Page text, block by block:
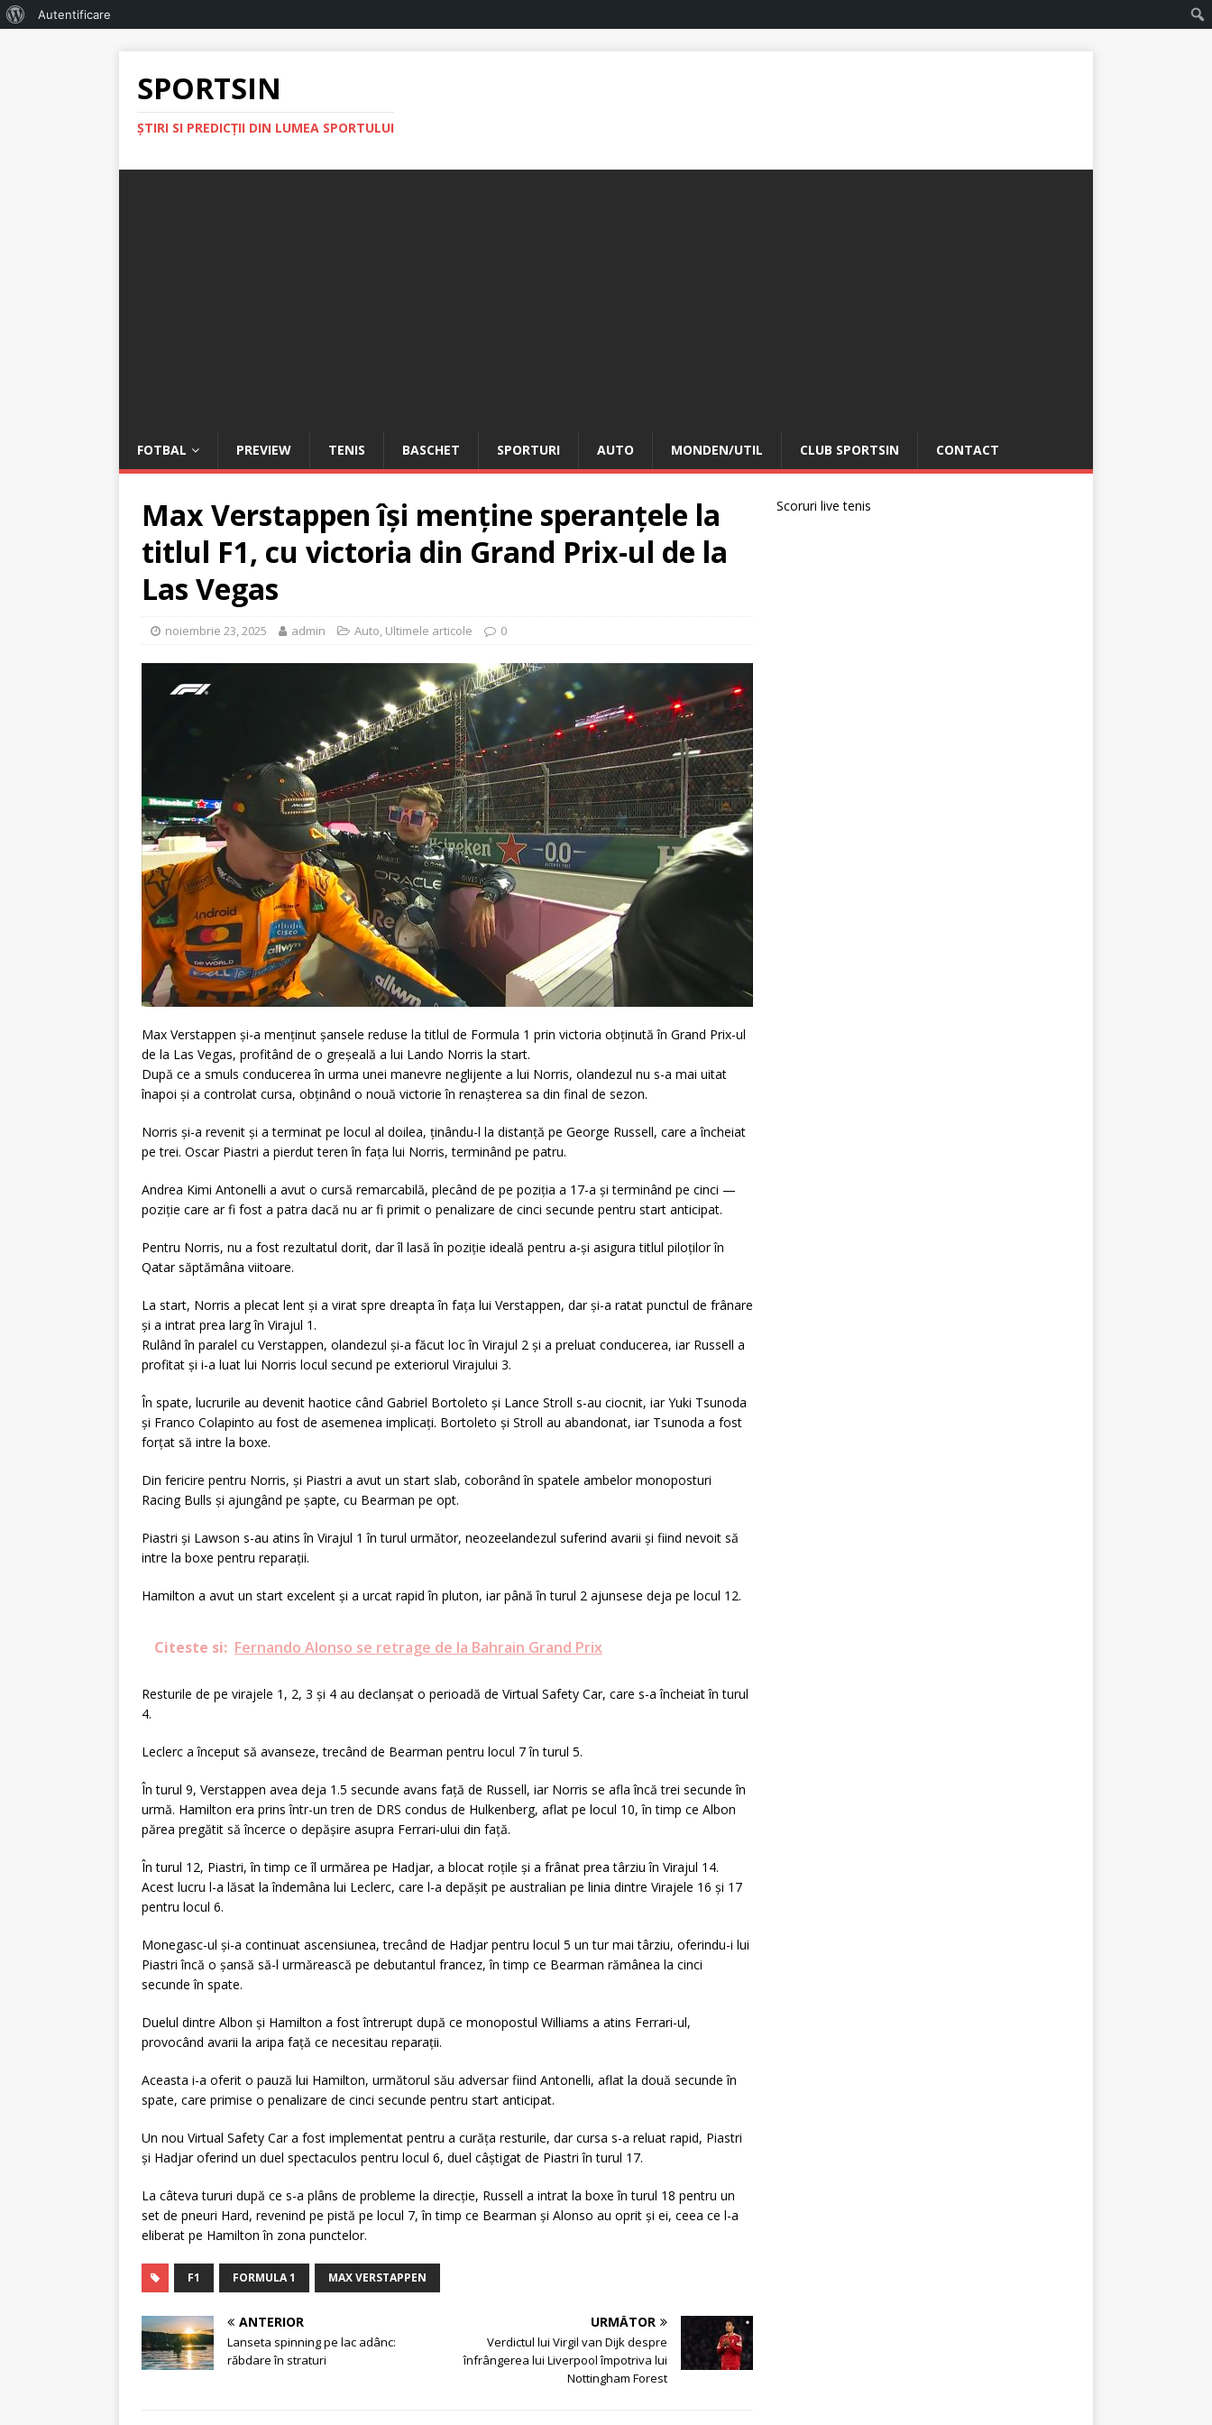
Autentificare
SPORTSIN
ŞTIRI SI PREDICŢII DIN LUMEA SPORTULUI
FOTBAL PREVIEW TENIS BASCHET SPORTURI AUTO MONDEN/UTIL CLUB SPORTSIN CONTACT
Max Verstappen își menține speranțele la
titlul F1, cu victoria din Grand Prix-ul de la
Las Vegas
noiembrie 23, 2025 admin Auto, Ultimele articole 0
Max Verstappen și-a menținut șansele reduse la titlul de Formula 1 prin victoria obținută în Grand Prix-ul
de la Las Vegas, profitând de o greșeală a lui Lando Norris la start.
După ce a smuls conducerea în urma unei manevre neglijente a lui Norris, olandezul nu s-a mai uitat
înapoi și a controlat cursa, obținând o nouă victorie în renașterea sa din final de sezon.
Norris și-a revenit și a terminat pe locul al doilea, ținându-l la distanță pe George Russell, care a încheiat
pe trei. Oscar Piastri a pierdut teren în fața lui Norris, terminând pe patru.
Andrea Kimi Antonelli a avut o cursă remarcabilă, plecând de pe poziția a 17-a și terminând pe cinci —
poziție care ar fi fost a patra dacă nu ar fi primit o penalizare de cinci secunde pentru start anticipat.
Pentru Norris, nu a fost rezultatul dorit, dar îl lasă în poziție ideală pentru a-și asigura titlul piloților în
Qatar săptămâna viitoare.
La start, Norris a plecat lent și a virat spre dreapta în fața lui Verstappen, dar și-a ratat punctul de frânare
și a intrat prea larg în Virajul 1.
Rulând în paralel cu Verstappen, olandezul și-a făcut loc în Virajul 2 și a preluat conducerea, iar Russell a
profitat și i-a luat lui Norris locul secund pe exteriorul Virajului 3.
În spate, lucrurile au devenit haotice când Gabriel Bortoleto și Lance Stroll s-au ciocnit, iar Yuki Tsunoda
și Franco Colapinto au fost de asemenea implicați. Bortoleto și Stroll au abandonat, iar Tsunoda a fost
forțat să intre la boxe.
Din fericire pentru Norris, și Piastri a avut un start slab, coborând în spatele ambelor monoposturi
Racing Bulls și ajungând pe șapte, cu Bearman pe opt.
Piastri și Lawson s-au atins în Virajul 1 în turul următor, neozeelandezul suferind avarii și fiind nevoit să
intre la boxe pentru reparații.
Hamilton a avut un start excelent și a urcat rapid în pluton, iar până în turul 2 ajunsese deja pe locul 12.
Citeste si: Fernando Alonso se retrage de la Bahrain Grand Prix
Resturile de pe virajele 1, 2, 3 și 4 au declanșat o perioadă de Virtual Safety Car, care s-a încheiat în turul
4.
Leclerc a început să avanseze, trecând de Bearman pentru locul 7 în turul 5.
În turul 9, Verstappen avea deja 1.5 secunde avans față de Russell, iar Norris se afla încă trei secunde în
urmă. Hamilton era prins într-un tren de DRS condus de Hulkenberg, aflat pe locul 10, în timp ce Albon
părea pregătit să încerce o depășire asupra Ferrari-ului din față.
În turul 12, Piastri, în timp ce îl urmărea pe Hadjar, a blocat roțile și a frânat prea târziu în Virajul 14.
Acest lucru l-a lăsat la îndemâna lui Leclerc, care l-a depășit pe australian pe linia dintre Virajele 16 și 17
pentru locul 6.
Monegasc-ul și-a continuat ascensiunea, trecând de Hadjar pentru locul 5 un tur mai târziu, oferindu-i lui
Piastri încă o șansă să-l urmărească pe debutantul francez, în timp ce Bearman rămânea la cinci
secunde în spate.
Duelul dintre Albon și Hamilton a fost întrerupt după ce monopostul Williams a atins Ferrari-ul,
provocând avarii la aripa față ce necesitau reparații.
Aceasta i-a oferit o pauză lui Hamilton, următorul său adversar fiind Antonelli, aflat la două secunde în
spate, care primise o penalizare de cinci secunde pentru start anticipat.
Un nou Virtual Safety Car a fost implementat pentru a curăța resturile, dar cursa s-a reluat rapid, Piastri
și Hadjar oferind un duel spectaculos pentru locul 6, duel câștigat de Piastri în turul 17.
La câteva tururi după ce s-a plâns de probleme la direcție, Russell a intrat la boxe în turul 18 pentru un
set de pneuri Hard, revenind pe pistă pe locul 7, în timp ce Bearman și Alonso au oprit și ei, ceea ce l-a
eliberat pe Hamilton în zona punctelor.
F1 FORMULA 1 MAX VERSTAPPEN
ANTERIOR
Lanseta spinning pe lac adânc:
răbdare în straturi
URMĂTOR
Verdictul lui Virgil van Dijk despre
înfrângerea lui Liverpool împotriva lui
Nottingham Forest
Scoruri live tenis